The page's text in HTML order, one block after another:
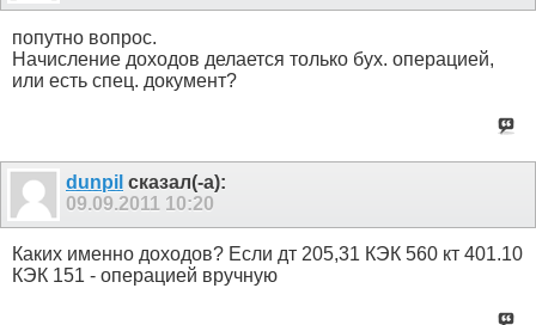
попутно вопрос.
Начисление доходов делается только бух. операцией,
или есть спец. документ?
dunpil сказал(-а):
09.09.2011 10:20
Каких именно доходов? Если дт 205,31 КЭК 560 кт 401.10
КЭК 151 - операцией вручную